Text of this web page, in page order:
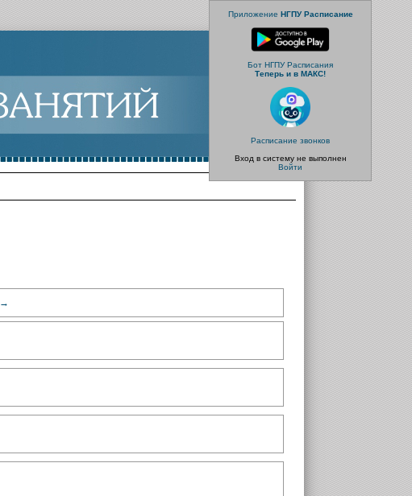
Приложение НГПУ Расписание
Бот НГПУ Расписания
Теперь и в МАКС!
Расписание звонков
Вход в систему не выполнен
Войти
→